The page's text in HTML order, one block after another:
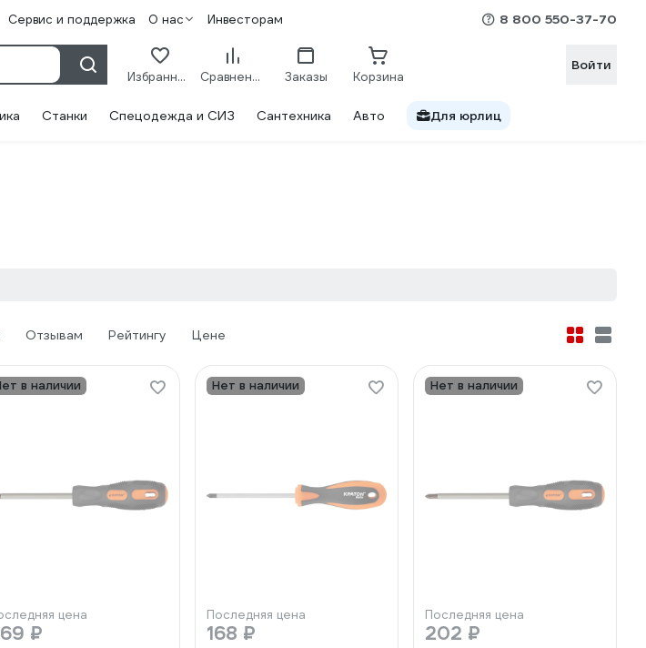
Сервис и поддержка О нас Инвесторам 8 800 550-37-70
Избранное Сравнение Заказы Корзина
Войти
Станки Спецодежда и СИЗ Сантехника Авто Для юрлиц
Отзывам Рейтингу Цене
в наличии
цена
₽
Нет в наличии
Последняя цена
168 ₽
Нет в наличии
Последняя цена
202 ₽